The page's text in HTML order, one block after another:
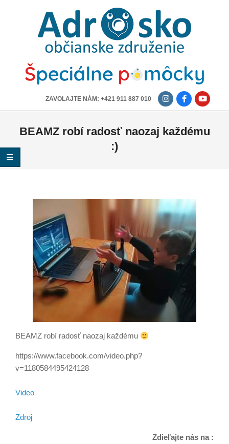
ADROSKO
OBČIANSKE
ZDRUŽENIE
ZAVOLAJTE NÁM: +421 911 887 010
BEAMZ robí radosť naozaj každému
:)
BEAMZ robí radosť naozaj každému
https://www.facebook.com/video.php?
v=1180584495424128
Video
Zdroj
Zdieľajte nás na :